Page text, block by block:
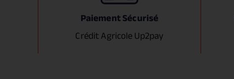
Paiement Sécurisé
Crédit Agricole Up2pay